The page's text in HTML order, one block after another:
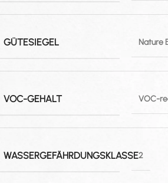
GÜTESIEGEL Nature
VOC-GEHALT VOC-
WASSERGEFÄHRDUNGSKLASSE2